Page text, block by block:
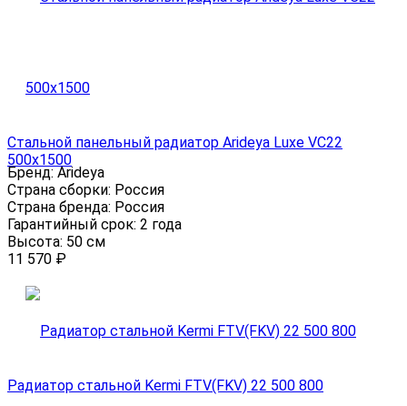
Стальной панельный радиатор Arideya Luxe VC22
500x1500
Бренд: Arideya
Страна сборки: Россия
Страна бренда: Россия
Гарантийный срок: 2 года
Высота: 50 см
11 570 ₽
Радиатор стальной Kermi FTV(FKV) 22 500 800